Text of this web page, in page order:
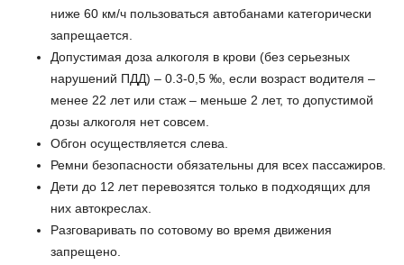
ниже 60 км/ч пользоваться автобанами категорически
запрещается.
Допустимая доза алкоголя в крови (без серьезных
нарушений ПДД) – 0.3-0,5 ‰, если возраст водителя –
менее 22 лет или стаж – меньше 2 лет, то допустимой
дозы алкоголя нет совсем.
Обгон осуществляется слева.
Ремни безопасности обязательны для всех пассажиров.
Дети до 12 лет перевозятся только в подходящих для
них автокреслах.
Разговаривать по сотовому во время движения
запрещено.